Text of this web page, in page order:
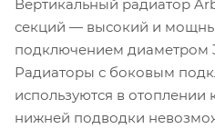
Вертикальный радиатор
секций — высокий и
подключением диаметром
Радиаторы с боковым
используются в отоплении
нижней подводки